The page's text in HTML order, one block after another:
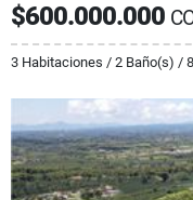
$600.000.000
3 Habitaciones / 2 Baño(s) /